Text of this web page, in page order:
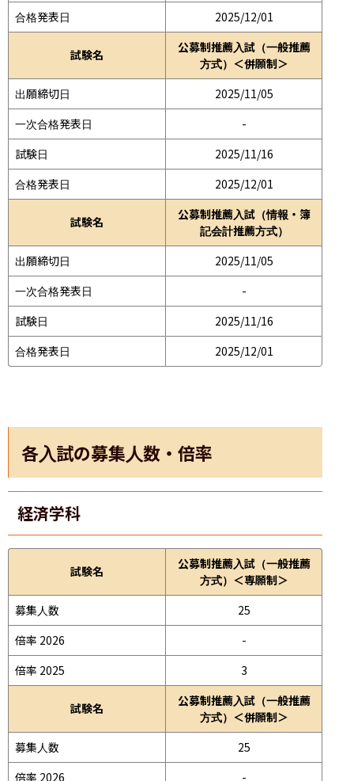
合格発表日
2025/12/01
試験名
公募制推薦入試（一般推薦
方式）＜併願制＞
出願締切日
2025/11/05
一次合格発表日
-
試験日
2025/11/16
合格発表日
2025/12/01
試験名
公募制推薦入試（情報・簿
記会計推薦方式）
出願締切日
2025/11/05
一次合格発表日
-
試験日
2025/11/16
合格発表日
2025/12/01
各入試の募集人数・倍率
経済学科
試験名
公募制推薦入試（一般推薦
方式）＜専願制＞
募集人数
25
倍率 2026
-
倍率 2025
3
試験名
公募制推薦入試（一般推薦
方式）＜併願制＞
募集人数
25
倍率 2026
-